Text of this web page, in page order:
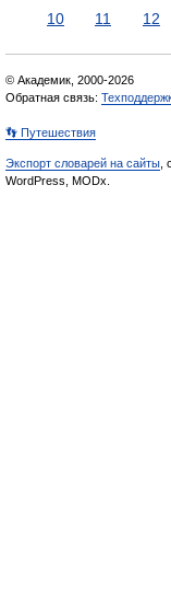
10
11 12
© Академик, 2000-2026
Обратная связь:
👣 Путешествия
Экспорт словарей на сайты
WordPress, MODx.